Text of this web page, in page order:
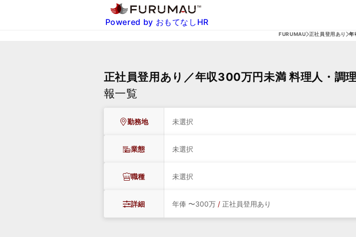
Powered by おもてなしHR
FURUMAU 正社員登用あり 年
正社員登用あり／年収300万円未満 料理人・調
報一覧
勤務地 未選択
業態 未選択
職種 未選択
詳細 年俸 〜300万 / 正社員登用あり